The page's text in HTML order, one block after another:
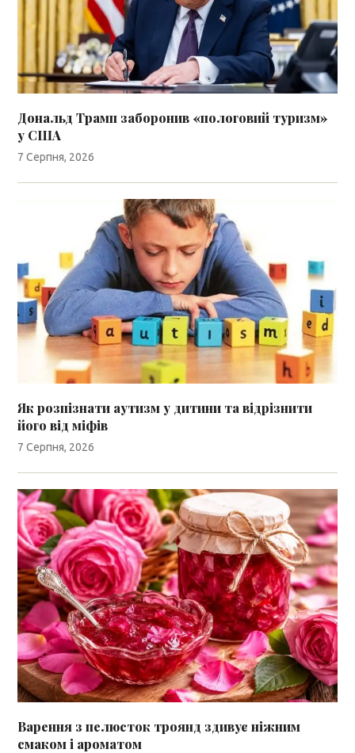
Дональд Трамп заборонив «пологовий туризм»
у США
7 Серпня, 2026
Як розпізнати аутизм у дитини та відрізнити
його від міфів
7 Серпня, 2026
Варення з пелюсток троянд здивує ніжним
смаком і ароматом